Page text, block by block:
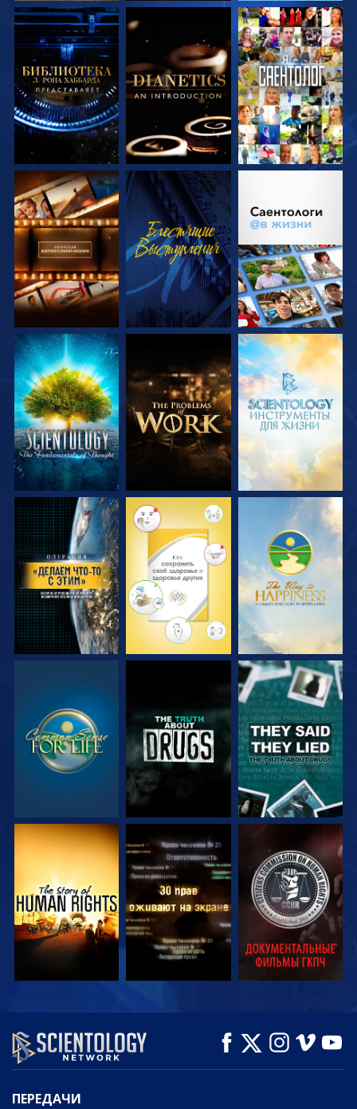
СМОТРЕТЬ
ПЕРЕДАЧИ
СМОТРЕТЬ
ПЕРЕДАЧИ
СМОТРЕТЬ
СМОТРЕТЬ
ПЕРЕДАЧИ
СМОТРЕТЬ
СМОТРЕТЬ
СМОТРЕТЬ
ПЕРЕДАЧИ
СМОТРЕТЬ
ПЕРЕДАЧИ
СМОТРЕТЬ
ПЕРЕДАЧИ
СМОТРЕТЬ СМОТРЕТЬ СМОТРЕТЬ
СМОТРЕТЬ СМОТРЕТЬ СМОТРЕТЬ
СМОТРЕТЬ СМОТРЕТЬ СМОТРЕТЬ
СМОТРЕТЬ СМОТРЕТЬ
СМОТРЕТЬ
ПЕРЕДАЧИ
ПЕРЕДАЧИ